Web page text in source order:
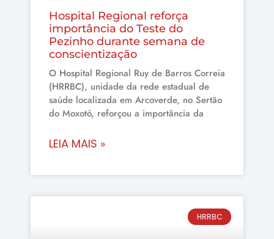
Hospital Regional reforça
importância do Teste do
Pezinho durante semana de
conscientização
O Hospital Regional Ruy de Barros Correia
(HRRBC), unidade da rede estadual de
saúde localizada em Arcoverde, no Sertão
do Moxotó, reforçou a importância da
LEIA MAIS »
HRRBC